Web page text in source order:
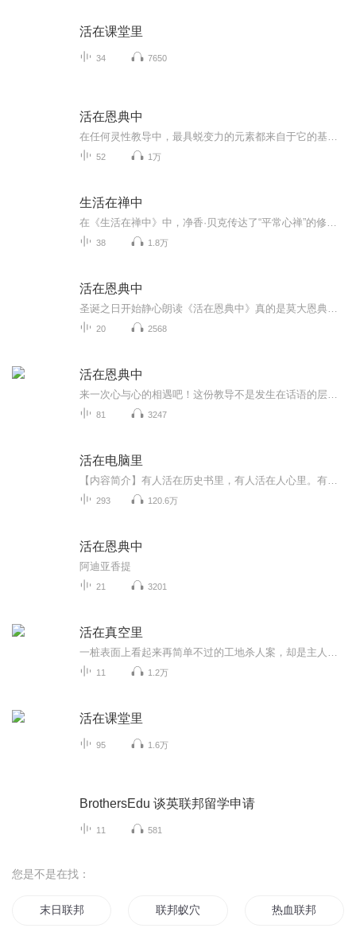
活在课堂里
34 7650
活在恩典中
52 1万
生活在禅中
38 1.8万
活在恩典中
20 2568
活在恩典中
81 3247
活在电脑里
293 120.6万
活在恩典中
阿迪亚香提
21 3201
活在真空里
11 1.2万
活在课堂里
95 1.6万
BrothersEdu 谈英联邦留学申请
11 581
您是不是在找：
末日联邦 联邦蚁穴 热血联邦